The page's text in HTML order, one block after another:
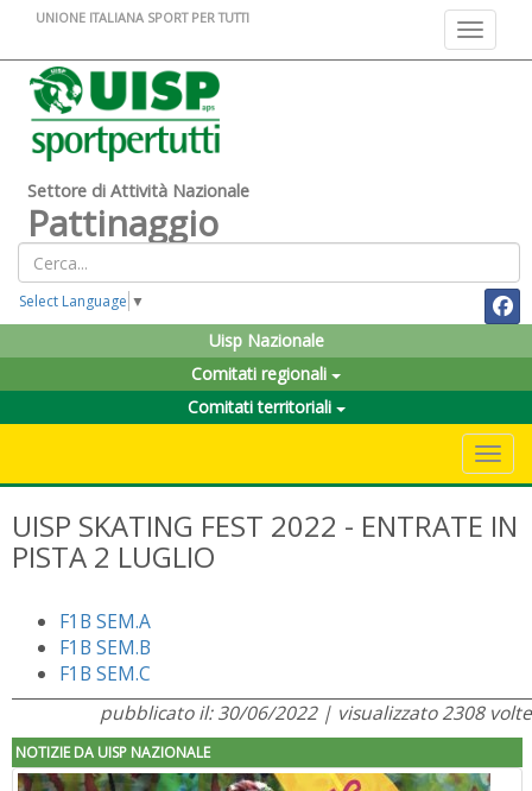
Toggle
UNIONE ITALIANA SPORT PER TUTTI
Settore di Attività Nazionale
Pattinaggio
Select Language ▼
Uisp Nazionale
Comitati regionali
Comitati territoriali
UISP SKATING FEST 2022 - ENTRATE IN
PISTA 2 LUGLIO
F1B SEM.A
F1B SEM.B
F1B SEM.C
pubblicato il: 30/06/2022 | visualizzato 2308 volte
NOTIZIE DA UISP NAZIONALE